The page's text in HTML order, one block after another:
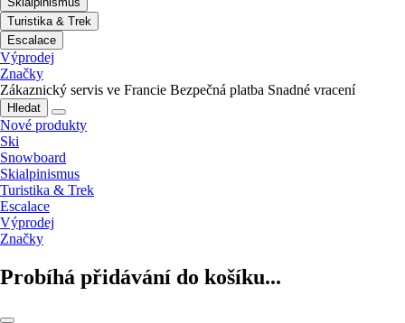
Turistika & Trek
Escalace
Výprodej
Značky
Zákaznický servis ve Francie Bezpečná platba Snadné vracení
Hledat
Nové produkty
Ski
Snowboard
Skialpinismus
Turistika & Trek
Escalace
Výprodej
Značky
Probíhá přidávání do košíku...